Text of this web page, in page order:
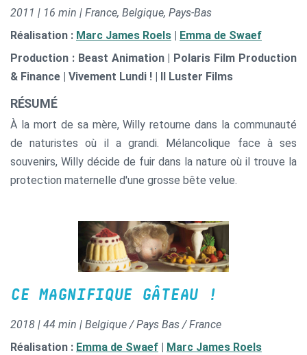
2011 | 16 min | France, Belgique, Pays-Bas
Réalisation : Marc James Roels | Emma de Swaef
Production : Beast Animation | Polaris Film Production
& Finance | Vivement Lundi ! | Il Luster Films
RÉSUMÉ
À la mort de sa mère, Willy retourne dans la communauté
de naturistes où il a grandi. Mélancolique face à ses
souvenirs, Willy décide de fuir dans la nature où il trouve la
protection maternelle d'une grosse bête velue.
CE MAGNIFIQUE GÂTEAU !
2018 | 44 min | Belgique / Pays Bas / France
Réalisation : Emma de Swaef
Marc James Roels